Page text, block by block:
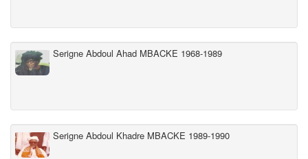
Serigne Abdoul Ahad MBACKE 1968-1989
Serigne Abdoul Khadre MBACKE 1989-1990